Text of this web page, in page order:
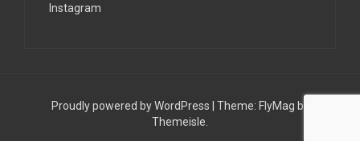
Instagram
Proudly powered by WordPress Theme: FlyMag by
Themeisle.